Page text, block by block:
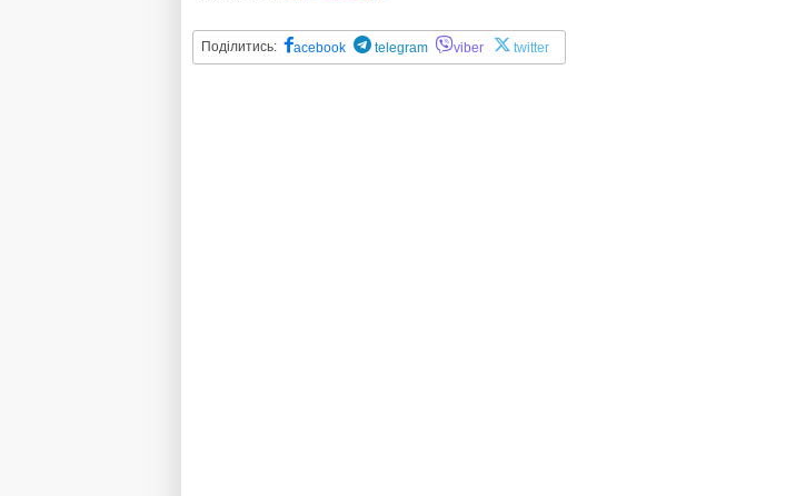
Поділитись: acebook telegram viber twitter